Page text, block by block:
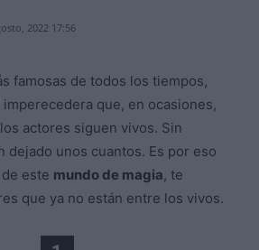
2022 17:56
famosas de todos los tiempos,
imperecedera que, en ocasiones,
actores siguen vivos. Sin
dejado unos cuantos. Es por eso
este mundo de magia, te
que ya no están entre los vivos.